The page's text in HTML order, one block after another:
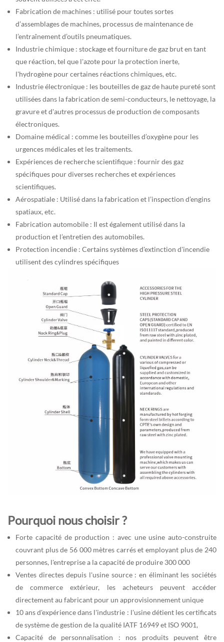
Fabrication de machines : utilisé pour toutes sortes
d’assemblages de machines, processus de maintenance de
l’entraînement d’outils pneumatiques.
Industrie chimique : stockage et fourniture de gaz brut en tant
que réaction, tel que l'azote pour la protection inerte,
l'hydrogène pour certaines réactions chimiques, etc.
Industrie électronique : les bouteilles de gaz de haute pureté sont
utilisées dans la fabrication de semi-conducteurs, le nettoyage, la
gravure et d'autres processus de production de composants
électroniques.
Domaine médical : comme les bouteilles d’oxygène pour les
urgences médicales et les traitements.
Expériences de recherche scientifique : fournir des gaz
spécifiques pour diverses recherches et expériences
scientifiques.
Aérospatiale : Utilisé dans la fabrication et l’inspection d’engins
spatiaux, etc.
Fabrication automobile : Il est également utilisé dans la
production et l’entretien des automobiles.
Protection incendie : Certains systèmes d'extinction d'incendie
utilisent des cylindres spécifiques
Pourquoi nous choisir ?
Forte capacité de production : avec une usine auto-construite
couvrant plus de 56 000 mètres carrés et employant plus de 240
personnes, l'entreprise a la capacité de produire 300 000
Ventes directes depuis l'usine source : en éliminant les sociétés
de commerce extérieur, les acheteurs peuvent accéder
directement au fabricant pour un approvisionnement unique
10 ans d'expérience dans l'industrie : l'usine détient les certificats
de système de gestion de la qualité IATF 16949 et ISO 9001,
Capacité de personnalisation : nos produits peuvent être